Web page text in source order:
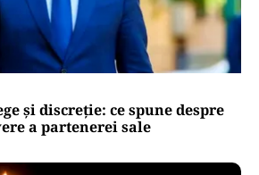
și discreție: ce spune despre
a partenerei sale